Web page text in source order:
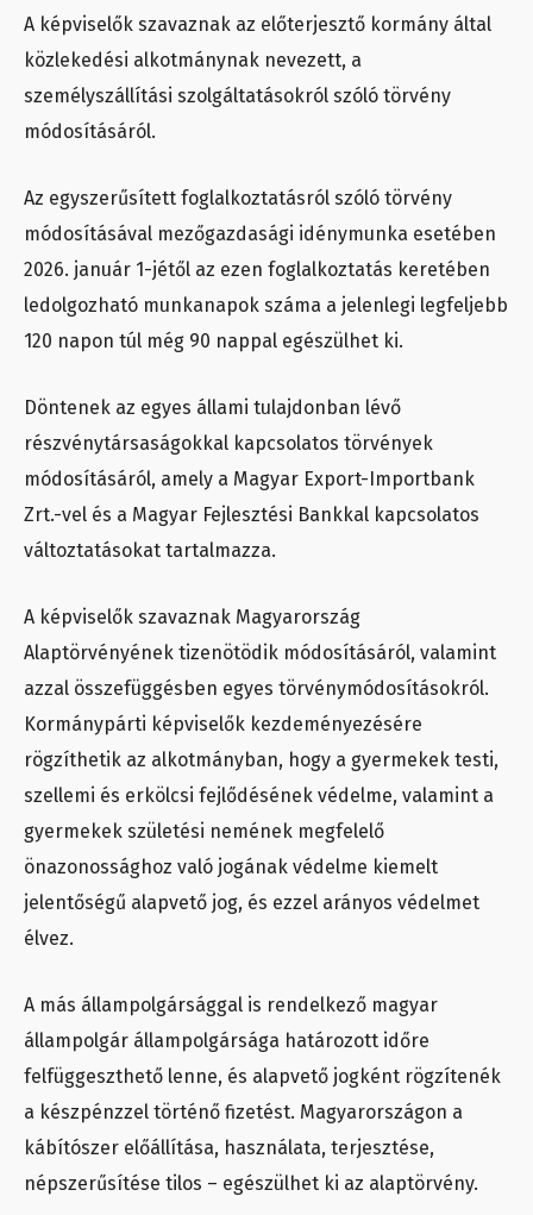
A képviselők szavaznak az előterjesztő kormány által
közlekedési alkotmánynak nevezett, a
személyszállítási szolgáltatásokról szóló törvény
módosításáról.
Az egyszerűsített foglalkoztatásról szóló törvény
módosításával mezőgazdasági idénymunka esetében
2026. január 1-jétől az ezen foglalkoztatás keretében
ledolgozható munkanapok száma a jelenlegi legfeljebb
120 napon túl még 90 nappal egészülhet ki.
Döntenek az egyes állami tulajdonban lévő
részvénytársaságokkal kapcsolatos törvények
módosításáról, amely a Magyar Export-Importbank
Zrt.-vel és a Magyar Fejlesztési Bankkal kapcsolatos
változtatásokat tartalmazza.
A képviselők szavaznak Magyarország
Alaptörvényének tizenötödik módosításáról, valamint
azzal összefüggésben egyes törvénymódosításokról.
Kormánypárti képviselők kezdeményezésére
rögzíthetik az alkotmányban, hogy a gyermekek testi,
szellemi és erkölcsi fejlődésének védelme, valamint a
gyermekek születési nemének megfelelő
önazonossághoz való jogának védelme kiemelt
jelentőségű alapvető jog, és ezzel arányos védelmet
élvez.
A más állampolgársággal is rendelkező magyar
állampolgár állampolgársága határozott időre
felfüggeszthető lenne, és alapvető jogként rögzítenék
a készpénzzel történő fizetést. Magyarországon a
kábítószer előállítása, használata, terjesztése,
népszerűsítése tilos – egészülhet ki az alaptörvény.